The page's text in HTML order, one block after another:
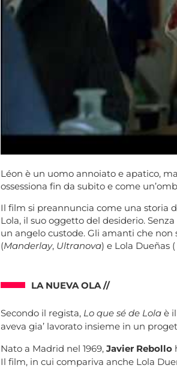
Léon è un uomo annoiato e apatico,
ossessiona fin da subito e come
Il film si preannuncia come una storia
Lola, il suo oggetto del desiderio.
un angelo custode. Gli amanti che
(Manderlay, Ultranova) e Lola Dueñas
LA NUEVA OLA //
Secondo il regista, Lo que sé de Lola è
aveva gia’ lavorato insieme in un
Nato a Madrid nel 1969,Javier Rebollo
Il film, in cui compariva anche Lola